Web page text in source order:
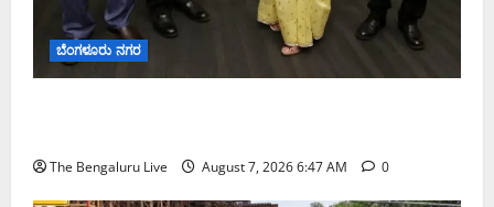
ಬೆಂಗಳೂರು ನಗರ
The Bengaluru Live August 7, 2026 6:47 AM 0